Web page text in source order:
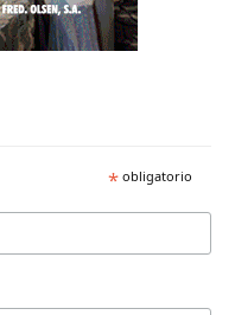
*obligatorio